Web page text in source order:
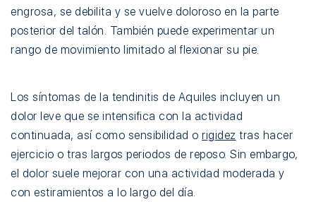
engrosa, se debilita y se vuelve doloroso en la parte
posterior del talón. También puede experimentar un
rango de movimiento limitado al flexionar su pie.
Los síntomas de la tendinitis de Aquiles incluyen un
dolor leve que se intensifica con la actividad
continuada, así como sensibilidad o rigidez tras hacer
ejercicio o tras largos periodos de reposo. Sin embargo,
el dolor suele mejorar con una actividad moderada y
con estiramientos a lo largo del día.